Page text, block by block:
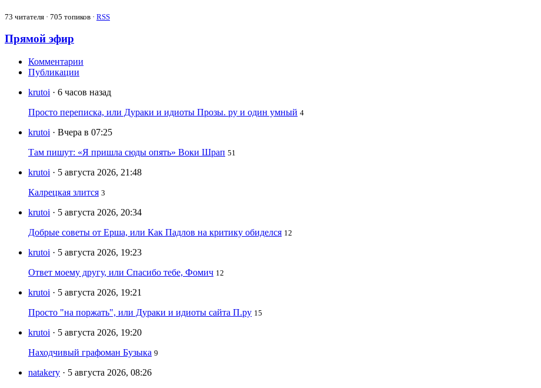
73 читателя · 705 топиков · RSS
Прямой эфир
Комментарии
Публикации
krutoi · 6 часов назад
Просто переписка, или Дураки и идиоты Прозы. ру и один умный 4
krutoi · Вчера в 07:25
Там пишут: «Я пришла сюды опять» Воки Шрап 51
krutoi · 5 августа 2026, 21:48
Калрецкая злится 3
krutoi · 5 августа 2026, 20:34
Добрые советы от Ерша, или Как Падлов на критику обиделся 12
krutoi · 5 августа 2026, 19:23
Ответ моему другу, или Спасибо тебе, Фомич 12
krutoi · 5 августа 2026, 19:21
Просто "на поржать", или Дураки и идиоты сайта П.ру 15
krutoi · 5 августа 2026, 19:20
Находчивый графоман Бузыка 9
natakery · 5 августа 2026, 08:26